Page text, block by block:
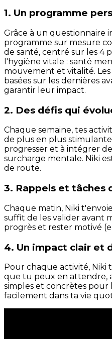
1. Un programme
Grâce à un questionnaire
programme sur mesure
de santé, centré sur les 4
l'hygiène vitale : santé
mouvement et vitalité.
basées sur les dernières
garantir leur impact.
2. Des défis qui
Chaque semaine, tes
de plus en plus
progresser et à intégrer
surcharge mentale. Niki
de route.
3. Rappels et tâches
Chaque matin, Niki
suffit de les valider avant
progrès et rester motivé
4. Un impact clair et
Pour chaque activité, Niki
que tu peux en attendre,
simples et concrètes pour
facilement dans ta vie